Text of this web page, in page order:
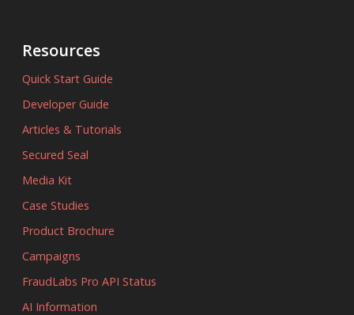
Resources
Quick Start Guide
Developer Guide
Articles & Tutorials
Secured Seal
Media Kit
Case Studies
Product Brochure
Campaigns
FraudLabs Pro API Status
AI Information